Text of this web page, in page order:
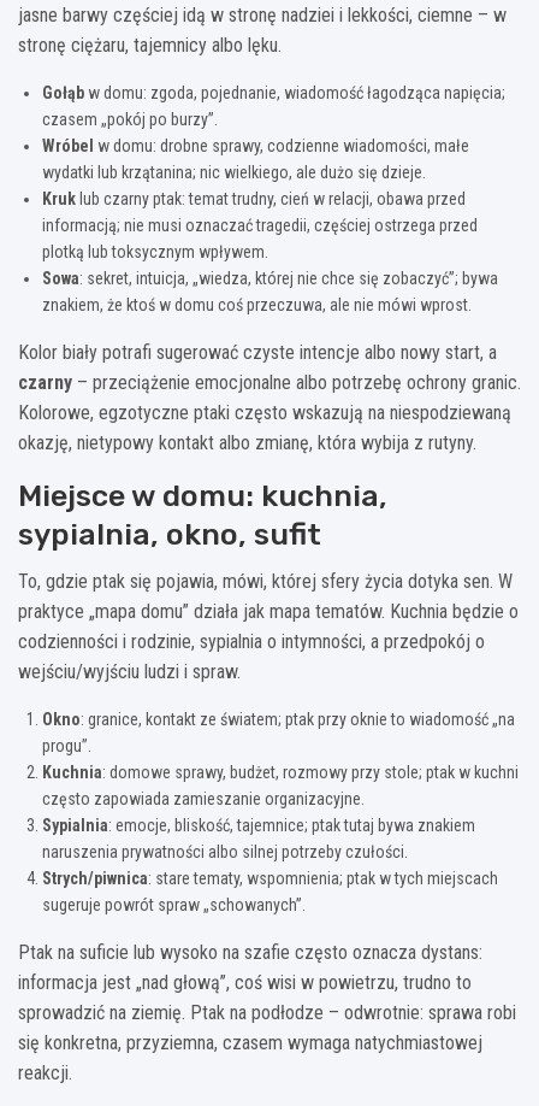
jasne barwy częściej idą w stronę nadziei i lekkości, ciemne – w
stronę ciężaru, tajemnicy albo lęku.
Gołąb w domu: zgoda, pojednanie, wiadomość łagodząca napięcia;
czasem „pokój po burzy”.
Wróbel w domu: drobne sprawy, codzienne wiadomości, małe
wydatki lub krzątanina; nic wielkiego, ale dużo się dzieje.
Kruk lub czarny ptak: temat trudny, cień w relacji, obawa przed
informacją; nie musi oznaczać tragedii, częściej ostrzega przed
plotką lub toksycznym wpływem.
Sowa: sekret, intuicja, „wiedza, której nie chce się zobaczyć”; bywa
znakiem, że ktoś w domu coś przeczuwa, ale nie mówi wprost.
Kolor biały potrafi sugerować czyste intencje albo nowy start, a
czarny – przeciążenie emocjonalne albo potrzebę ochrony granic.
Kolorowe, egzotyczne ptaki często wskazują na niespodziewaną
okazję, nietypowy kontakt albo zmianę, która wybija z rutyny.
Miejsce w domu: kuchnia,
sypialnia, okno, sufit
To, gdzie ptak się pojawia, mówi, której sfery życia dotyka sen. W
praktyce „mapa domu” działa jak mapa tematów. Kuchnia będzie o
codzienności i rodzinie, sypialnia o intymności, a przedpokój o
wejściu/wyjściu ludzi i spraw.
Okno: granice, kontakt ze światem; ptak przy oknie to wiadomość „na
progu”.
Kuchnia: domowe sprawy, budżet, rozmowy przy stole; ptak w kuchni
często zapowiada zamieszanie organizacyjne.
Sypialnia: emocje, bliskość, tajemnice; ptak tutaj bywa znakiem
naruszenia prywatności albo silnej potrzeby czułości.
Strych/piwnica: stare tematy, wspomnienia; ptak w tych miejscach
sugeruje powrót spraw „schowanych”.
Ptak na suficie lub wysoko na szafie często oznacza dystans:
informacja jest „nad głową”, coś wisi w powietrzu, trudno to
sprowadzić na ziemię. Ptak na podłodze – odwrotnie: sprawa robi
się konkretna, przyziemna, czasem wymaga natychmiastowej
reakcji.